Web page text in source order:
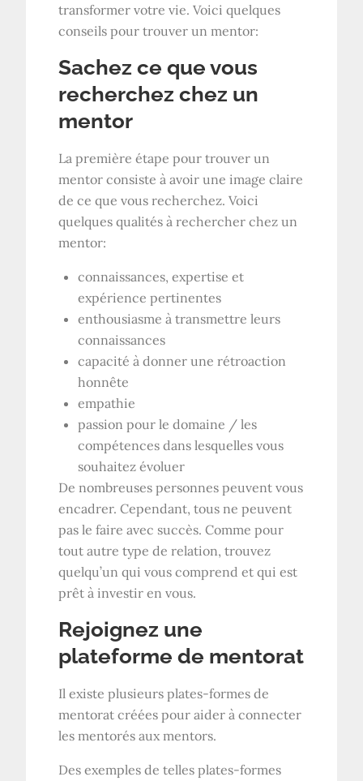
transformer votre vie. Voici quelques
conseils pour trouver un mentor:
Sachez ce que vous
recherchez chez un
mentor
La première étape pour trouver un
mentor consiste à avoir une image claire
de ce que vous recherchez. Voici
quelques qualités à rechercher chez un
mentor:
connaissances, expertise et
expérience pertinentes
enthousiasme à transmettre leurs
connaissances
capacité à donner une rétroaction
honnête
empathie
passion pour le domaine / les
compétences dans lesquelles vous
souhaitez évoluer
De nombreuses personnes peuvent vous
encadrer. Cependant, tous ne peuvent
pas le faire avec succès. Comme pour
tout autre type de relation, trouvez
quelqu’un qui vous comprend et qui est
prêt à investir en vous.
Rejoignez une
plateforme de mentorat
Il existe plusieurs plates-formes de
mentorat créées pour aider à connecter
les mentorés aux mentors.
Des exemples de telles plates-formes